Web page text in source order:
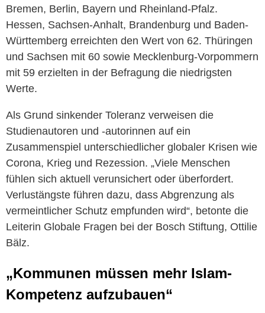
Bremen, Berlin, Bayern und Rheinland-Pfalz.
Hessen, Sachsen-Anhalt, Brandenburg und Baden-
Württemberg erreichten den Wert von 62. Thüringen
und Sachsen mit 60 sowie Mecklenburg-Vorpommern
mit 59 erzielten in der Befragung die niedrigsten
Werte.
Als Grund sinkender Toleranz verweisen die
Studienautoren und -autorinnen auf ein
Zusammenspiel unterschiedlicher globaler Krisen wie
Corona, Krieg und Rezession. „Viele Menschen
fühlen sich aktuell verunsichert oder überfordert.
Verlustängste führen dazu, dass Abgrenzung als
vermeintlicher Schutz empfunden wird“, betonte die
Leiterin Globale Fragen bei der Bosch Stiftung, Ottilie
Bälz.
„Kommunen müssen mehr Islam-
Kompetenz aufzubauen“